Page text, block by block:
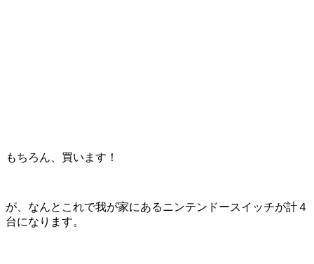
もちろん、買います！
が、なんとこれで我が家にあるニンテンドースイッチが計４
台になります。